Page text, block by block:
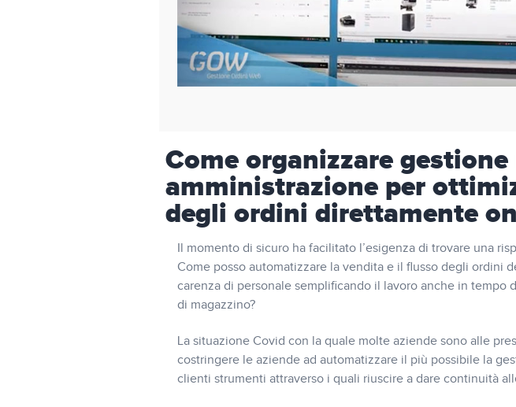
Come organizzare
amministrazione per
degli ordini direttamente
Il momento di sicuro ha facilitato l’esigenza di trovare una
Come posso automatizzare la vendita e il flusso degli ordini
carenza di personale semplificando il lavoro anche in tempo
di magazzino?
La situazione Covid con la quale molte aziende sono alle
costringere le aziende ad automatizzare il più possibile la
clienti strumenti attraverso i quali riuscire a dare continuità